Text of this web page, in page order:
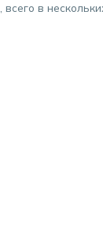
, всего в